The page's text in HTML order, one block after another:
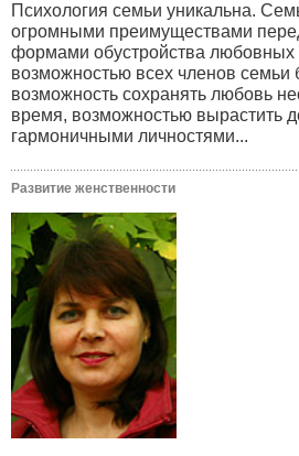
Психология семьи уникальна.
огромными преимуществами
формами обустройства любовных
возможностью всех членов семьи
возможность сохранять любовь
время, возможностью вырастить
гармоничными личностями...
Развитие женственности